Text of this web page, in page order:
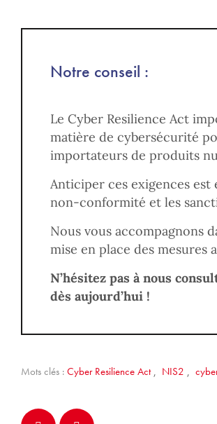
Notre conseil :
Le Cyber Resilience Act
matière de cybersécurité
importateurs de produits
Anticiper ces exigences
non-conformité et les
Nous vous accompagnons
mise en place des mesures
N’hésitez pas à nous
dès aujourd’hui !
Mots clés : Cyber Resilience Act, NIS2 ,